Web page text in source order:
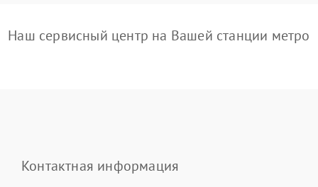
Наш сервисный центр на Вашей станции метро
Контактная информация